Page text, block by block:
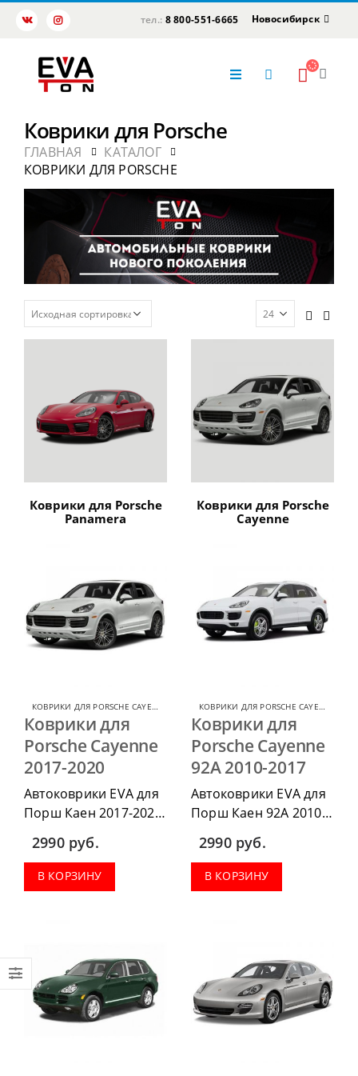
тел.: 8 800-551-6665 Новосибирск
Коврики для Porsche
ГЛАВНАЯ
КАТАЛОГ
КОВРИКИ ДЛЯ PORSCHE
Коврики для Porsche
Panamera
Коврики для Porsche
Cayenne
КОВРИКИ ДЛЯ PORSCHE CAYENNE КОВРИКИ ДЛЯ PORSCHE
Коврики для
Porsche Cayenne
2017-2020
Автоковрики EVA для
Порш Каен 2017-2020,
комплектации:
водительский коврик,
комплект передних,
2990 руб.
В КОРЗИНУ
КОВРИКИ ДЛЯ PORSCHE CAYENNE
Коврики для
Porsche Cayenne
92A 2010-2017
Автоковрики EVA для
Порш Каен 92A 2010-
приобрести в
комплектации:
водительский коврик,
2990 руб.
В КОРЗИНУ